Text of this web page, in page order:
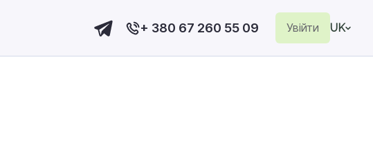
+ 380 67 260 55 09 Увійти UK